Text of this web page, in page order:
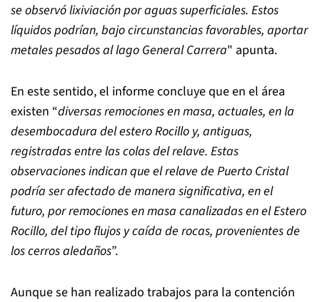
se observó lixiviación por aguas superficiales. Estos
líquidos podrían, bajo circunstancias favorables, aportar
metales pesados al lago General Carrera" apunta.
En este sentido, el informe concluye que en el área
existen “diversas remociones en masa, actuales, en la
desembocadura del estero Rocillo y, antiguas,
registradas entre las colas del relave. Estas
observaciones indican que el relave de Puerto Cristal
podría ser afectado de manera significativa, en el
futuro, por remociones en masa canalizadas en el Estero
Rocillo, del tipo flujos y caída de rocas, provenientes de
los cerros aledaños”.
Aunque se han realizado trabajos para la contención